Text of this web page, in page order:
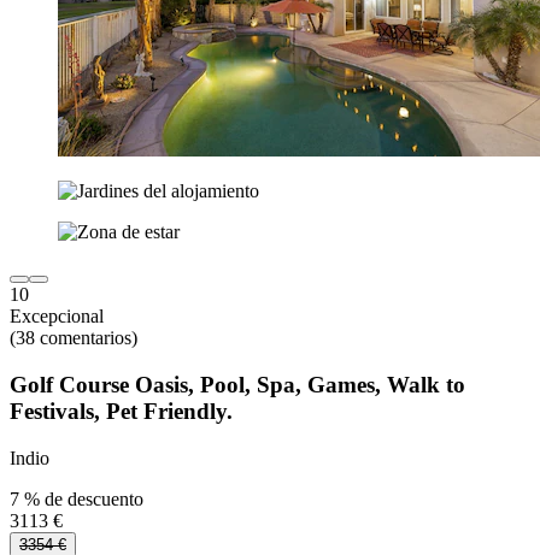
10
Excepcional
(38 comentarios)
Golf Course Oasis, Pool, Spa, Games, Walk to
Festivals, Pet Friendly.
Indio
7 % de descuento
3113 €
3354 €